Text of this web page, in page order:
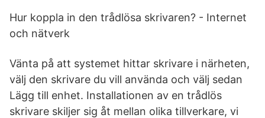
Hur koppla in den trådlösa skrivaren? - Internet
och nätverk
Vänta på att systemet hittar skrivare i närheten,
välj den skrivare du vill använda och välj sedan
Lägg till enhet. Installationen av en trådlös
skrivare skiljer sig åt mellan olika tillverkare, vi